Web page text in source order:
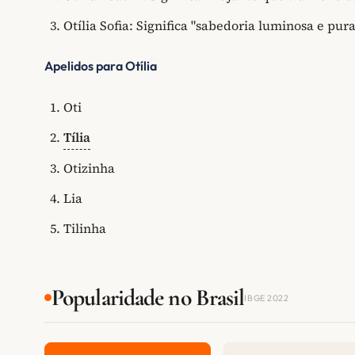
Otília Sofia: Significa "sabedoria luminosa e
Apelidos para Otília
Oti
Tília
Otizinha
Lia
Tilinha
Popularidade no BrasilIBGE 2022